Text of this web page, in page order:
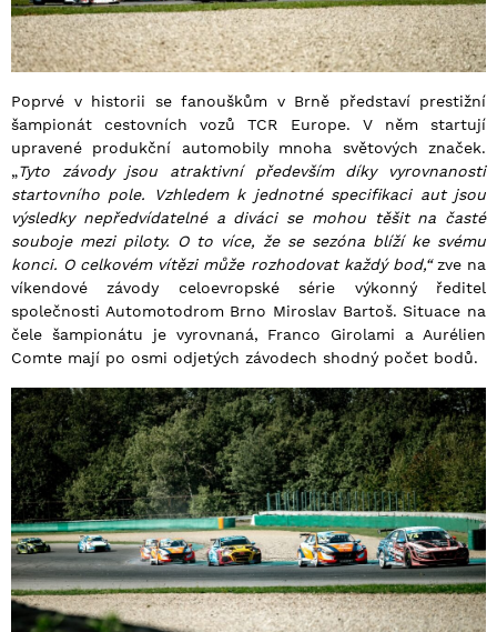
Poprvé v historii se fanouškům v Brně představí prestižní
šampionát cestovních vozů TCR Europe. V něm startují
upravené produkční automobily mnoha světových značek.
„Tyto závody jsou atraktivní především díky vyrovnanosti
startovního pole. Vzhledem k jednotné specifikaci aut jsou
výsledky nepředvídatelné a diváci se mohou těšit na časté
souboje mezi piloty. O to více, že se sezóna blíží ke svému
konci. O celkovém vítězi může rozhodovat každý bod,“zve na
víkendové závody celoevropské série výkonný ředitel
společnosti Automotodrom Brno Miroslav Bartoš. Situace na
čele šampionátu je vyrovnaná, Franco Girolami a Aurélien
Comte mají po osmi odjetých závodech shodný počet bodů.